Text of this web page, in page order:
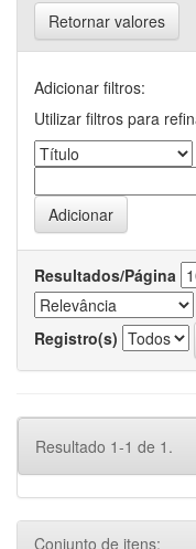
Retornar valores
Adicionar filtros:
Utilizar filtros para
Resultados/Página
Registro(s)
Resultado 1-1 de 1.
Conjunto de itens: